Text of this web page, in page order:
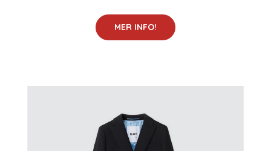
MER INFO!